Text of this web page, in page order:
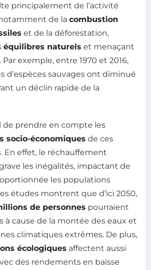
principalement de l’activité
de la combustion
et de la déforestation,
équilibres naturels et menaçant
exemple, entre 1970 et 2016,
d’espèces sauvages ont diminué
un déclin rapide de la
de prendre en compte les
socio-économiques de ces
En effet, le réchauffement
les inégalités, impactant de
les populations
études montrent que d’ici 2050,
de personnes pourraient
à cause de la montée des eaux et
climatiques extrêmes. De plus,
écologiques affectent aussi
des rendements en baisse